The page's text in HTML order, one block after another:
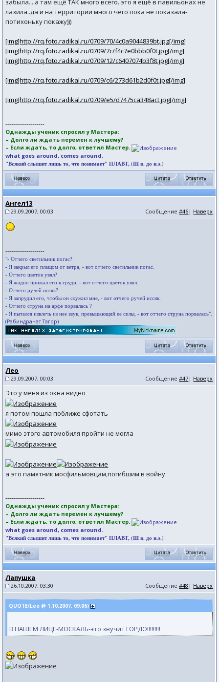
забыла....а там ещё ТАК много всего..это я ещё в павильонах не
лазила..да и на территории много чего пока не показала-
потихоньку покажу)))
[img]http://rq.foto.radikal.ru/0709/70/4c0a9044839bt.jpg[/img]
[img]http://rq.foto.radikal.ru/0709/7c/f4c7e0bbb0f0t.jpg[/img]
[img]http://rq.foto.radikal.ru/0709/12/c6407074b3f8t.jpg[/img]
[img]http://rq.foto.radikal.ru/0709/c6/273d61b2d0f0t.jpg[/img]
[img]http://rq.foto.radikal.ru/0709/e5/d7475ca348act.jpg[/img]
--------------------
Однажды ученик спросил у Мастера:
– Долго ли ждать перемен к лучшему?
– Если ждать, то долго, ответил Мастер.
what goes around, comes around.
"Всякий слышит лишь то, что понимает" ПЛАВТ, (III в. до н.э.)
Ангел13
29.09.2007, 00:03 Сообщение#46 | Наверх
--------------------
"- Отчего светильник погас?
- Я закрыл его плащом от ветра, - вот отчего светильник погас.
- Отчего цветок увял?
- Я жадно прижал его к груди, - вот отчего цветок увял.
- Отчего ручей иссяк?
- Я запрудил его, чтобы он служил мне, - вот отчего ручей иссяк.
- Отчего струна на арфе порвалась ?
- Я пытался извлечь из нее звук, превышающий ее силы, - вот отчего струна порвалась".
(Рабиндранат Тагор)
Лео
29.09.2007, 00:03 Сообщение#47 | Наверх
Это у меня из окна видно
я потом пошла поближе сфотать
мимо этого автомобиля пройти не могла
а это памятник мосфильмовцам,погибшим в войну
--------------------
Однажды ученик спросил у Мастера:
– Долго ли ждать перемен к лучшему?
– Если ждать, то долго, ответил Мастер.
what goes around, comes around.
"Всякий слышит лишь то, что понимает" ПЛАВТ, (III в. до н.э.)
Лапушка
26.10.2007, 03:30 Сообщение#48 | Наверх
QUOTE(Leo @ 1.10.2007, 09:06)
В НАШЕМ ЛИЦЕ-МОСКАЛЬ-это звучит ГОРДО!!!!!!!!!